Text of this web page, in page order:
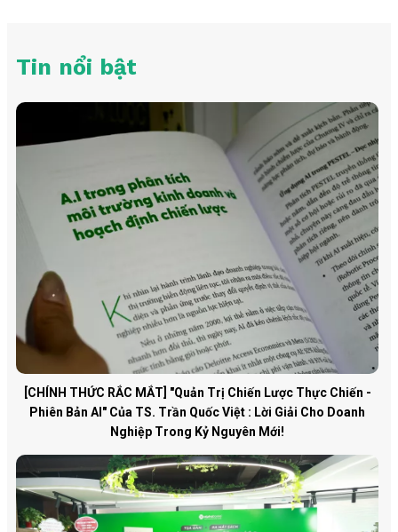
Tin nổi bật
[CHÍNH THỨC RẮC MẮT] "Quản Trị Chiến Lược Thực Chiến -
Phiên Bản AI" Của TS. Trần Quốc Việt : Lời Giải Cho Doanh
Nghiệp Trong Kỷ Nguyên Mới!